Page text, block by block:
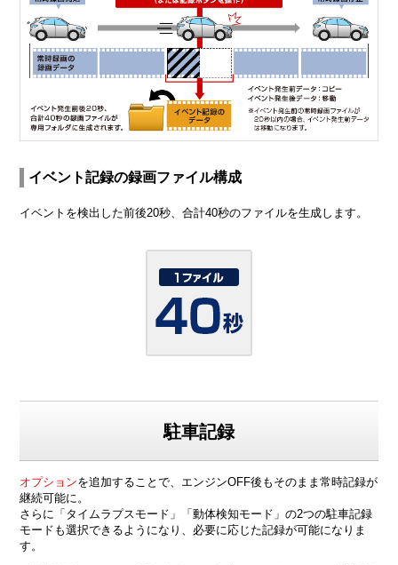
イベント記録の録画ファイル構成
イベントを検出した前後20秒、合計40秒のファイルを生成します。
駐車記録
オプションを追加することで、エンジンOFF後もそのまま常時記録が
継続可能に。
さらに「タイムラプスモード」「動体検知モード」の2つの駐車記録
モードも選択できるようになり、必要に応じた記録が可能になりま
す。